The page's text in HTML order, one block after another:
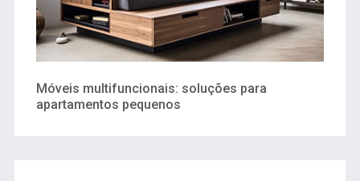
Móveis multifuncionais: soluções para
apartamentos pequenos